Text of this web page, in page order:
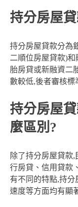
持分房屋
持分房屋貸款分為
二順位房屋貸款)
胎房貸或新融資二
數較低,後者審核標
持分房屋
麼區別?
除了持分房屋貸款
行房貸、信用貸款
有不同的特點,持
速度等方面均有顯